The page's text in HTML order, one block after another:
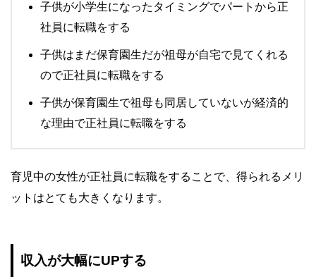
子供が小学生になったタイミングでパートから正
社員に転職をする
子供はまだ保育園生だが祖母が自宅で見てくれる
ので正社員に転職をする
子供が保育園生で祖母も同居していないが経済的
な理由で正社員に転職をする
育児中の女性が正社員に転職をすることで、得られるメリ
ットはとても大きくなります。
収入が大幅にUPする